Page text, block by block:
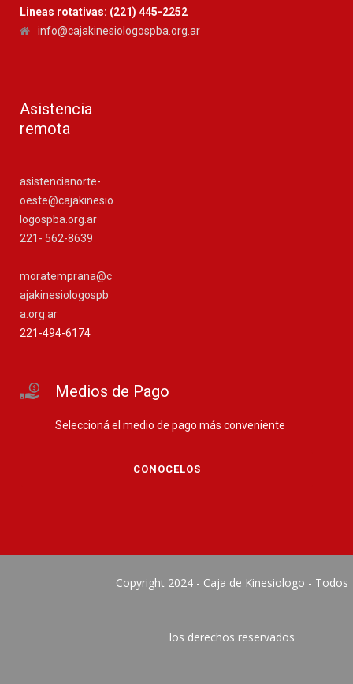
Lineas rotativas: (221) 445-2252
info@cajakinesiologospba.org.ar
Asistencia
remota
asistencianorte-
oeste@cajakinesio
logospba.org.ar
221- 562-8639
moratemprana@c
ajakinesiologospb
a.org.ar
221-494-6174
Medios de Pago
Seleccioná el medio de pago más conveniente
CONOCELOS
Copyright 2024 - Caja de Kinesiologo - Todos
los derechos reservados